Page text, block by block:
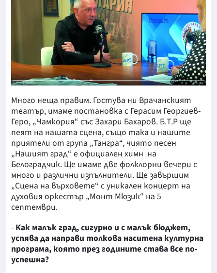
Много неща правим. Гостува ни Врачанският
театър, имаме постановка с Герасим Георгиев-
Геро, „Чамкория“ със Захари Бахаров. Б.Т.Р ще
пеят на нашата сцена, също така и нашите
приятели от група „Тангра“, чиято песен
„Нашият град“ е официален химн на
Белоградчик. Ще имаме две фолклорни вечери с
много и различни изпълнители. Ще завършим
„Сцена на върховете“ с уникален концерт на
духовия оркестър „Монт Мюзик“ на 5
септември.
- Как малък град, сигурно и с малък бюджет,
успява да направи толкова наситена културна
програма, която през годините става все по-
успешна?